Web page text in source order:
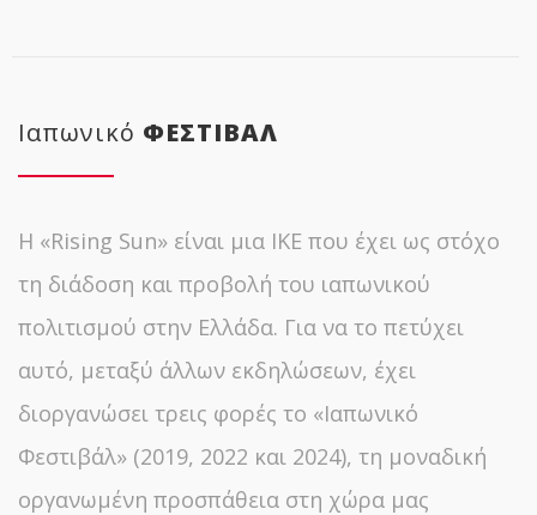
Ιαπωνικό ΦΕΣΤΙΒΑΛ
Η «Rising Sun» είναι μια ΙΚΕ που έχει ως στόχο
τη διάδοση και προβολή του ιαπωνικού
πολιτισμού στην Ελλάδα. Για να το πετύχει
αυτό, μεταξύ άλλων εκδηλώσεων, έχει
διοργανώσει τρεις φορές το «Ιαπωνικό
Φεστιβάλ» (2019, 2022 και 2024), τη μοναδική
οργανωμένη προσπάθεια στη χώρα μας